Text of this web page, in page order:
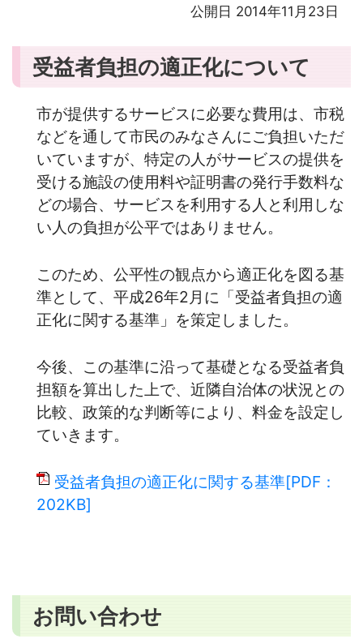
公開日 2014年11月23日
受益者負担の適正化について
市が提供するサービスに必要な費用は、市税
などを通して市民のみなさんにご負担いただ
いていますが、特定の人がサービスの提供を
受ける施設の使用料や証明書の発行手数料な
どの場合、サービスを利用する人と利用しな
い人の負担が公平ではありません。
このため、公平性の観点から適正化を図る基
準として、平成26年2月に「受益者負担の適
正化に関する基準」を策定しました。
今後、この基準に沿って基礎となる受益者負
担額を算出した上で、近隣自治体の状況との
比較、政策的な判断等により、料金を設定し
ていきます。
受益者負担の適正化に関する基準[PDF：
202KB]
お問い合わせ